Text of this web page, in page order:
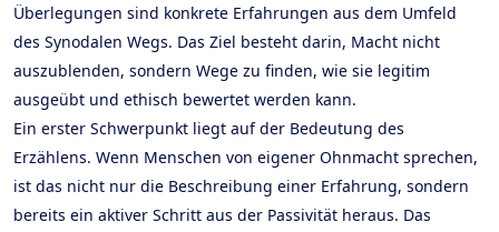
Überlegungen sind konkrete Erfahrungen aus dem Umfeld
des Synodalen Wegs. Das Ziel besteht darin, Macht nicht
auszublenden, sondern Wege zu finden, wie sie legitim
ausgeübt und ethisch bewertet werden kann.
Ein erster Schwerpunkt liegt auf der Bedeutung des
Erzählens. Wenn Menschen von eigener Ohnmacht sprechen,
ist das nicht nur die Beschreibung einer Erfahrung, sondern
bereits ein aktiver Schritt aus der Passivität heraus. Das